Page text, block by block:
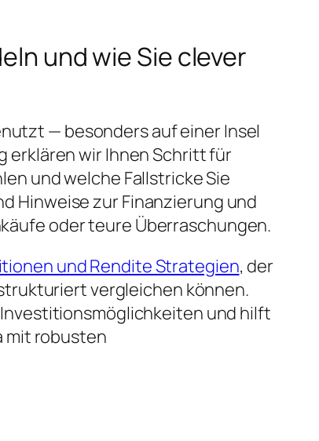
und wie Sie clever
— besonders auf einer Insel
erklären wir Ihnen Schritt für
und welche Fallstricke Sie
Hinweise zur Finanzierung und
oder teure Überraschungen.
und Rendite Strategien, der
vergleichen können.
und hilft
mit robusten